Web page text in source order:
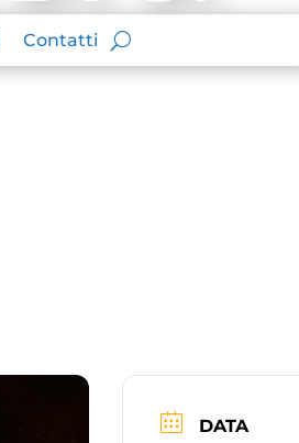
Contatti
DATA